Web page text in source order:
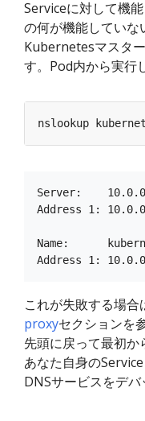
Serviceに対して機
の何が機能していな
Kubernetesマスタ
す。Pod内から実行
Server:
Address 1:
Name:
これが失敗する場
proxyセクションを
先頭に戻って最初か
あなた自身の
DNSサービスをデバ